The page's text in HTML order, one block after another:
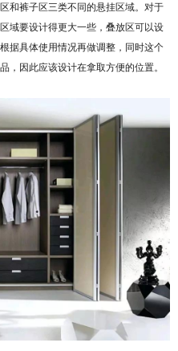
和裤子区三类不同的悬挂区域。对于
域要设计得更大一些， 叠放区可以设
据具体使用情况再做调整，同时这个
，因此应该设计在拿取方便的位置。